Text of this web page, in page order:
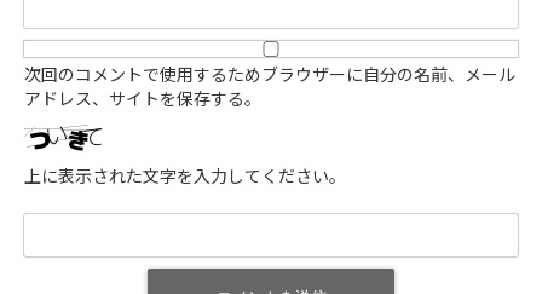
次回のコメントで使用するためブラウザーに自分の名前、メール
アドレス、サイトを保存する。
上に表示された文字を入力してください。